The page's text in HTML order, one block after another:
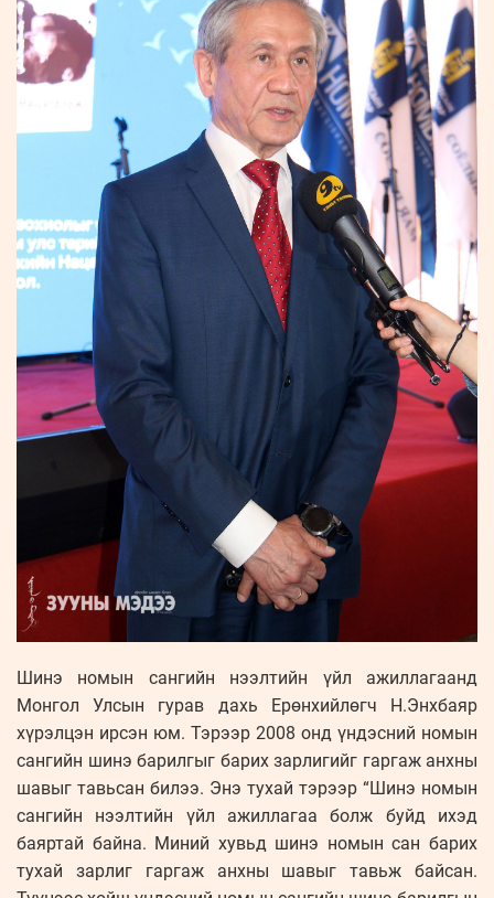
Шинэ номын сангийн нээлтийн үйл ажиллагаанд
Монгол Улсын гурав дахь Ерөнхийлөгч Н.Энхбаяр
хүрэлцэн ирсэн юм. Тэрээр 2008 онд үндэсний номын
сангийн шинэ барилгыг барих зарлигийг гаргаж анхны
шавыг тавьсан билээ. Энэ тухай тэрээр “Шинэ номын
сангийн нээлтийн үйл ажиллагаа болж буйд ихэд
баяртай байна. Миний хувьд шинэ номын сан барих
тухай зарлиг гаргаж анхны шавыг тавьж байсан.